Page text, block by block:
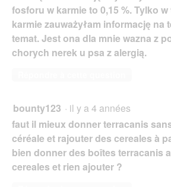
fosforu w karmie to 0,15 %. Tylko w
karmie zauważyłam informację na
temat. Jest ona dla mnie wazna z
chorych nerek u psa z alergią.
bounty123 · il y a 4 années
faut il mieux donner terracanis
céréale et rajouter des cereales à
bien donner des boîtes terracanis
cereales et rien ajouter ?